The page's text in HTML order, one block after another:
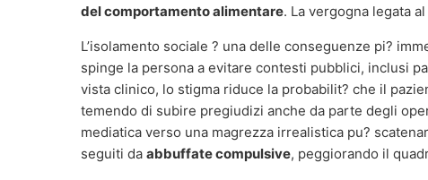
del comportamento alimentare. La vergogna legata
L’isolamento sociale ? una delle conseguenze pi?
spinge la persona a evitare contesti pubblici, inclusi
vista clinico, lo stigma riduce la probabilit? che il
temendo di subire pregiudizi anche da parte degli
mediatica verso una magrezza irrealistica pu?
seguiti da abbuffate compulsive, peggiorando il